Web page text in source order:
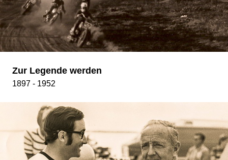
Zur Legende werden
1897 - 1952